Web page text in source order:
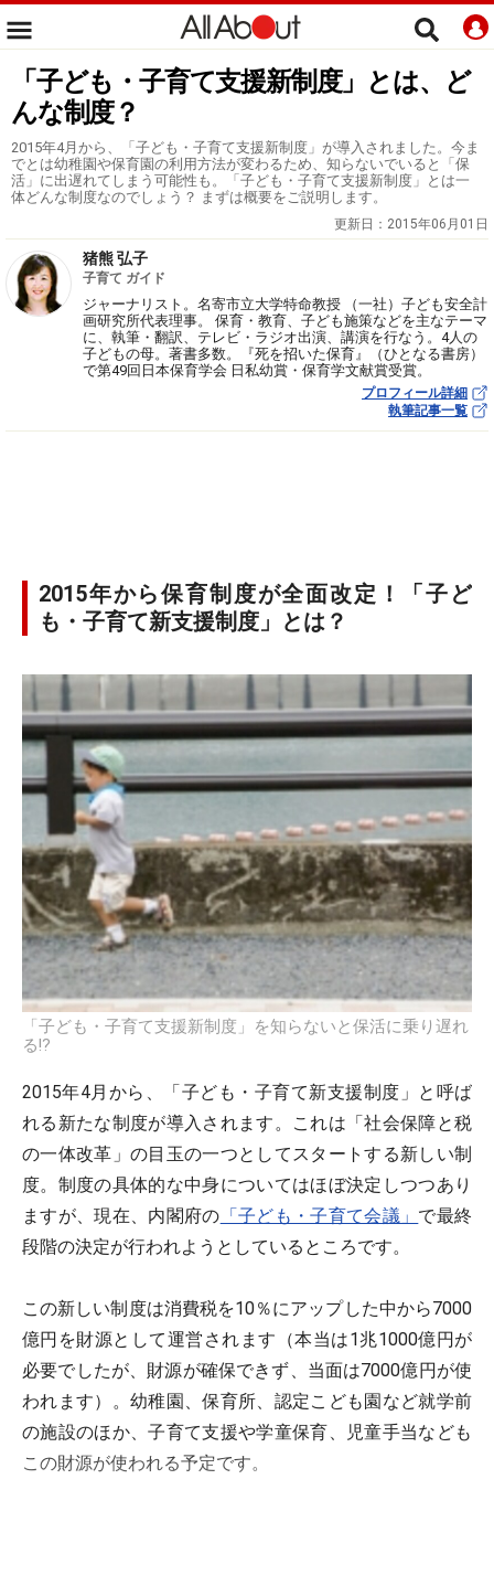
「子ども・子育て支援新制度」とは、ど
んな制度？
2015年4月から、「子ども・子育て支援新制度」が導入されました。今ま
でとは幼稚園や保育園の利用方法が変わるため、知らないでいると「保
活」に出遅れてしまう可能性も。「子ども・子育て支援新制度」とは一
体どんな制度なのでしょう？ まずは概要をご説明します。
更新日： 2015年06月01日
猪熊 弘子
子育て ガイド
ジャーナリスト。名寄市立大学特命教授 （一社）子ども安全計
画研究所代表理事。 保育・教育、子ども施策などを主なテーマ
に、執筆・翻訳、テレビ・ラジオ出演、講演を行なう。4人の
子どもの母。著書多数。『死を招いた保育』（ひとなる書房）
で第49回日本保育学会 日私幼賞・保育学文献賞受賞。
プロフィール詳細
執筆記事一覧
2015年から保育制度が全面改定！「子ど
も・子育て新支援制度」とは？
「子ども・子育て支援新制度」を知らないと保活に乗り遅れ
る!?
2015年4月から、「子ども・子育て新支援制度」と呼ば
れる新たな制度が導入されます。これは「社会保障と税
の一体改革」の目玉の一つとしてスタートする新しい制
度。制度の具体的な中身についてはほぼ決定しつつあり
ますが、現在、内閣府の 「子ども・子育て会議」 で最終
段階の決定が行われようとしているところです。
この新しい制度は消費税を10％にアップした中から7000
億円を財源として運営されます（本当は1兆1000億円が
必要でしたが、財源が確保できず、当面は7000億円が使
われます）。幼稚園、保育所、認定こども園など就学前
の施設のほか、子育て支援や学童保育、児童手当なども
この財源が使われる予定です。